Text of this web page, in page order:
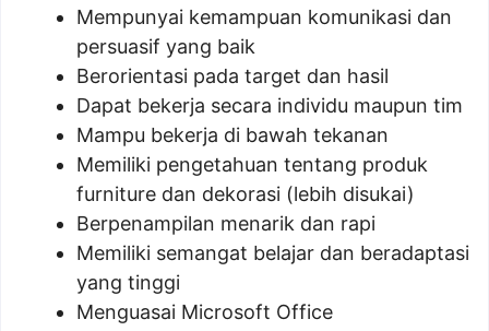
Mempunyai kemampuan komunikasi dan
persuasif yang baik
Berorientasi pada target dan hasil
Dapat bekerja secara individu maupun tim
Mampu bekerja di bawah tekanan
Memiliki pengetahuan tentang produk
furniture dan dekorasi (lebih disukai)
Berpenampilan menarik dan rapi
Memiliki semangat belajar dan beradaptasi
yang tinggi
Menguasai Microsoft Office